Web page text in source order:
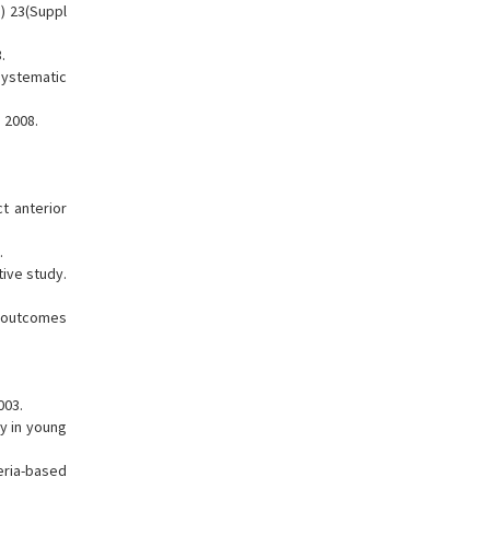
23(Suppl
anterior
study.
in young
based